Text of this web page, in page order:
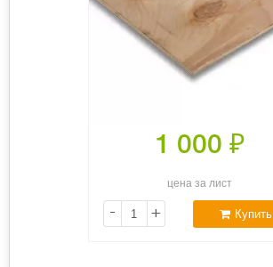
1 000 ₽
цена за лист
- + Купить